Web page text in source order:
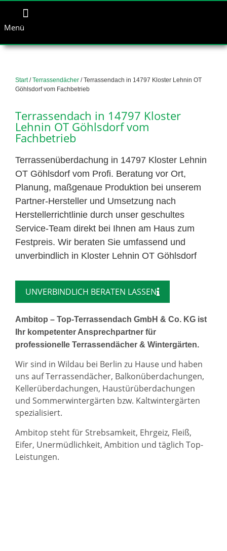
Menü
Start/Terrassendächer / Terrassendach in 14797 Kloster Lehnin OT
Göhlsdorf vom Fachbetrieb
Terrassendach in 14797 Kloster
Lehnin OT Göhlsdorf vom
Fachbetrieb
Terrassenüberdachung in 14797 Kloster Lehnin
OT Göhlsdorf vom Profi. Beratung vor Ort,
Planung, maßgenaue Produktion bei unserem
Partner-Hersteller und Umsetzung nach
Herstellerrichtlinie durch unser geschultes
Service-Team direkt bei Ihnen am Haus zum
Festpreis. Wir beraten Sie umfassend und
unverbindlich in Kloster Lehnin OT Göhlsdorf
UNVERBINDLICH BERATEN LASSEN
Ambitop – Top-Terrassendach GmbH & Co. KG ist
Ihr kompetenter Ansprechpartner für
professionelle Terrassendächer & Wintergärten.
Wir sind in Wildau bei Berlin zu Hause und haben
uns auf Terrassendächer, Balkonüberdachungen,
Kellerüberdachungen, Haustürüberdachungen
und Sommerwintergärten bzw. Kaltwintergärten
spezialisiert.
Ambitop steht für Strebsamkeit, Ehrgeiz, Fleiß,
Eifer, Unermüdlichkeit, Ambition und täglich Top-
Leistungen.